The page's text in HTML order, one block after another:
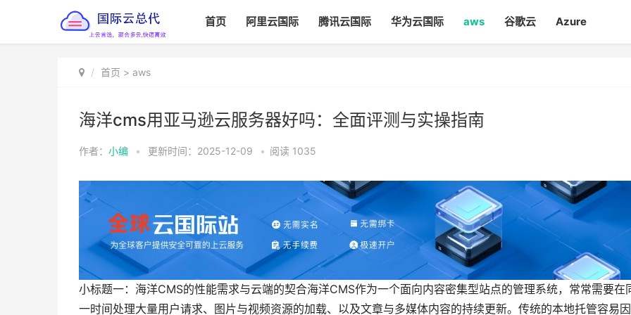
首页 阿里云国际 腾讯云国际 华为云国际 aws 谷歌云 Azure
首页 > aws
海洋cms用亚马逊云服务器好吗：全面评测与实操指南
作者： 小编 • 更新时间：2025-12-09 • 阅读 1035
小标题一：海洋CMS的性能需求与云端的契合海洋CMS作为一个面向内容密集型站点的管理系统，常常需要在
一时间处理大量用户请求、图片与视频资源的加载、以及文章与多媒体内容的持续更新。传统的本地托管容易